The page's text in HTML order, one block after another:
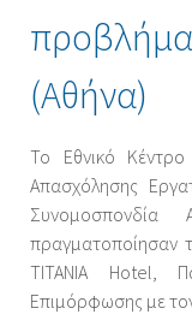
(Αθήνα)
Το Εθνικό
Απασχόλησης
πραγματοποίησαν
TITANIA Hotel,
Επιμόρφωσης με